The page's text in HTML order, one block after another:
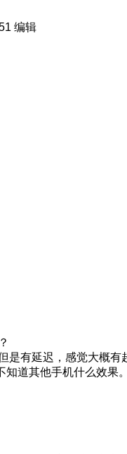
编辑
是有延迟，感觉大概有
知道其他手机什么效果